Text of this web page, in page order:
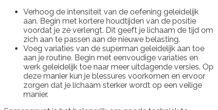
Verhoog de intensiteit van de oefening geleidelijk
aan. Begin met kortere houdtijden van de positie
voordat je ze verlengt. Dit geeft je lichaam de tijd om
zich aan te passen aan de nieuwe belasting.
Voeg variaties van de superman geleidelijk aan toe
aan je routine. Begin met eenvoudige variaties en
werk geleidelijk toe naar meer uitdagende versies. Op
deze manier kun je blessures voorkomen en ervoor
zorgen dat je lichaam sterker wordt op een veilige
manier.